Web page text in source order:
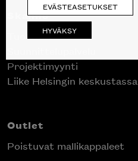
Skanno
Tuotteet
Projektimyynti
Liike Helsingin keskustassa
Outlet
Poistuvat mallikappaleet
EVÄSTEASETUKSET
HYVÄKSY